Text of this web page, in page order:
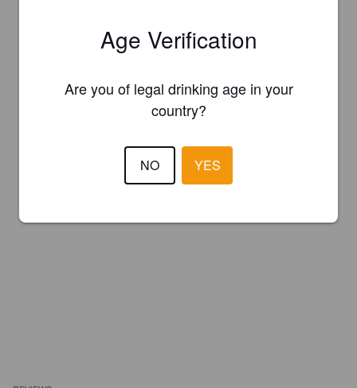
Age Verification
Are you of legal drinking age in your
country?
NO YES